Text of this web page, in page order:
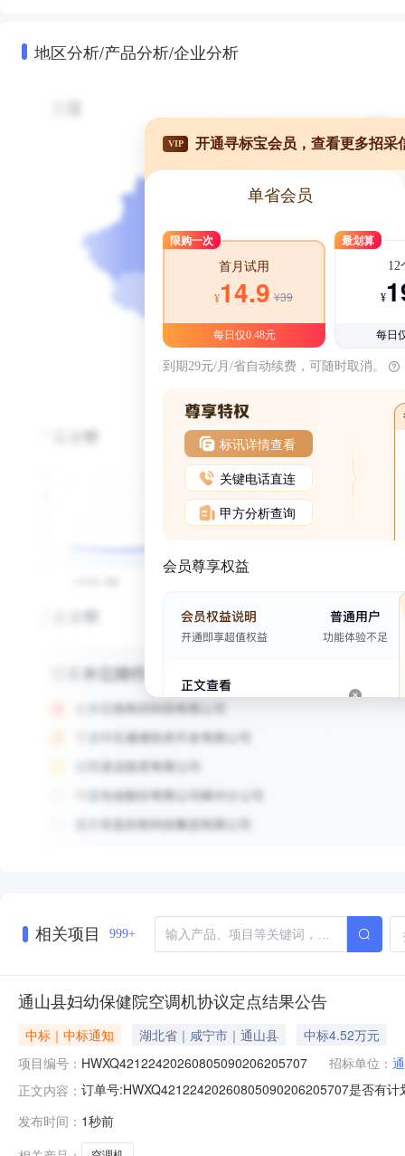
地区分析/产品分析/企业分析
VIP 开通寻标宝会员，查看更多招采
单省会员
限购一次
首月试用
¥14.9 ¥39
每日仅0.48元
最划算
12
¥
每日
到期29元/月/省自动续费，可随时取消。
标讯详情查看
关键电话直连
甲方分析查询
会员尊享权益
相关项目 999+
通山县妇幼保健院空调机协议定点结果公告
中标｜中标通知 湖北省｜咸宁市｜通山县
中标4.52万元
项目编号： HWXQ42122420260805090206205707 招标单位：
正文内容： 订单号:HWXQ42122420260805090206205707是否有
￥2700.0￥5400.0空调机空调机格力KFR-
发布时间： 1秒前